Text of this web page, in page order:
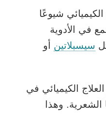
الكيميائي شيوعًا
في الأدوية
سيسبلاتين أو
الكيميائي في
الشعرية. وهذا